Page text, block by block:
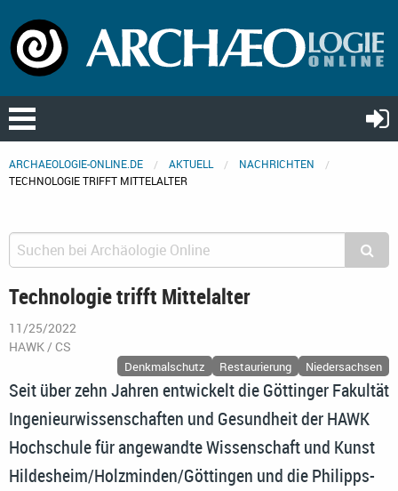
ARCHAEOLOGIE-ONLINE.DE AKTUELL
NACHRICHTEN
TECHNOLOGIE TRIFFT MITTELALTER
Technologie trifft Mittelalter
11/25/2022
HAWK / CS
Denkmalschutz Restaurierung Niedersachsen
Seit über zehn Jahren entwickelt die Göttinger Fakultät
Ingenieurwissenschaften und Gesundheit der HAWK
Hochschule für angewandte Wissenschaft und Kunst
Hildesheim/Holzminden/Göttingen und die Philipps-